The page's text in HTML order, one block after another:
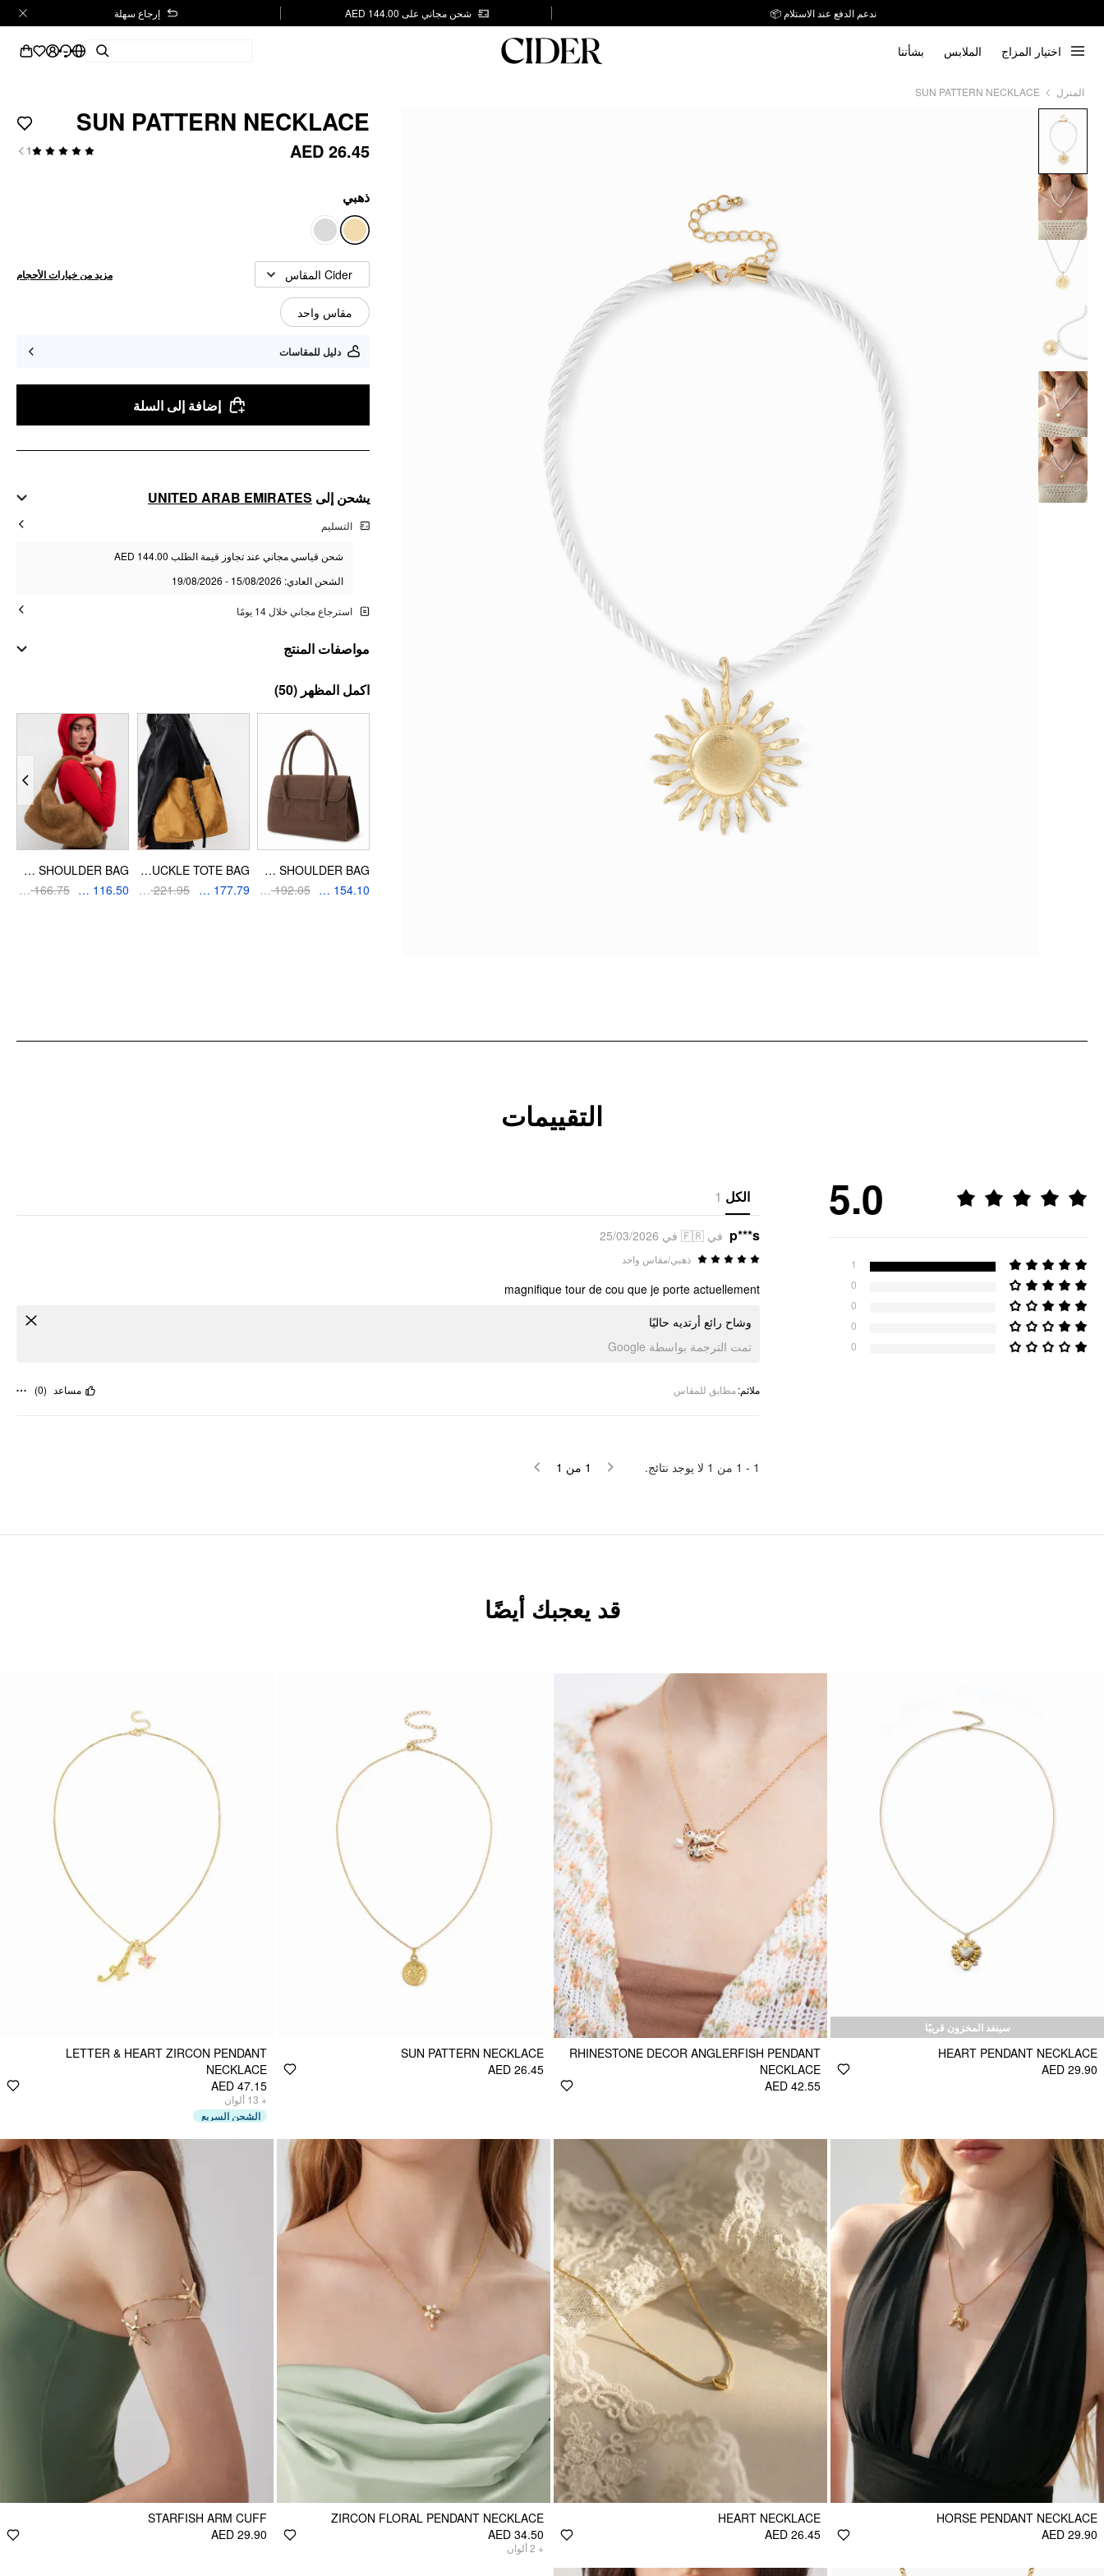
ندعم الدفع عند الاستلام 📦 شحن مجاني على AED 144.00 إرجاع سهلة
اختيار المزاج الملابس بشأننا
المنزل SUN PATTERN NECKLACE
SUN PATTERN NECKLACE
AED 26.45
1
ذهبي
Cider المقاس مزيد من خيارات الأحجام
مقاس واحد
دليل للمقاسات
إضافة إلى السلة
يشحن إلى UNITED ARAB EMIRATES
التسليم
شحن قياسي مجاني عند تجاوز قيمة الطلب AED 144.00
الشحن العادي: 15/08/2026 - 19/08/2026
استرجاع مجاني خلال 14 يومًا
مواصفات المنتج
مواد
معلومات التصميم
المناسبة: رسمي يومي
اكمل المظهر (50)
FAUX SUEDE SHOULDER BAG
AED 154.10
AED 192.05
FAUX SUEDE BUCKLE TOTE BAG
AED 177.79
AED 221.95
FUR-LOOK SHOULDER BAG
AED 116.50
AED 166.75
التقييمات
5.0
1
0
0
0
0
الكل 1
p***s في 🇫🇷 في 25/03/2026
ذهبي/مقاس واحد
magnifique tour de cou que je porte actuellement
وشاح رائع أرتديه حاليًا
تمت الترجمة بواسطة Google
ملائم:مطابق للمقاس مساعد (
0
)
1 -
1 من 1 لا يوجد نتائج. 1 من 1
قد يعجبك أيضًا
سينفد المخزون قريبًا
HEART PENDANT NECKLACE
AED 29.90
RHINESTONE DECOR ANGLERFISH PENDANT
NECKLACE
AED 42.55
SUN PATTERN NECKLACE
AED 26.45
LETTER & HEART ZIRCON PENDANT
NECKLACE
AED 47.15
+
13 ألوان
الشحن السريع
HORSE PENDANT NECKLACE
AED 29.90
HEART NECKLACE
AED 26.45
ZIRCON FLORAL PENDANT NECKLACE
AED 34.50
+
2ألوان
STARFISH ARM CUFF
AED 29.90